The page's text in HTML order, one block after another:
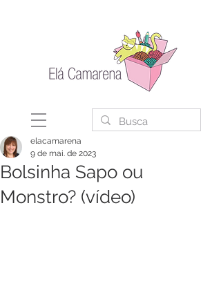
Bolsinha Sapo ou
Monstro? (vídeo)
elacamarena
9 de mai. de 2023